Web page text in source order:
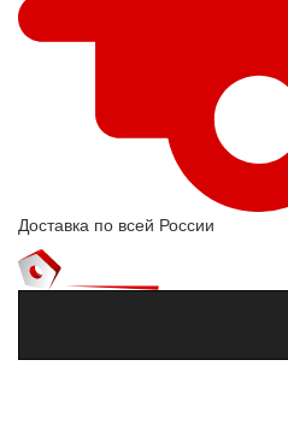
Доставка по всей России